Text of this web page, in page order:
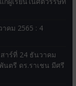
คม 2565 : 4
าร์ที่ 24 ธันวาคม
นตรี ดร.ราเชน มีศรี